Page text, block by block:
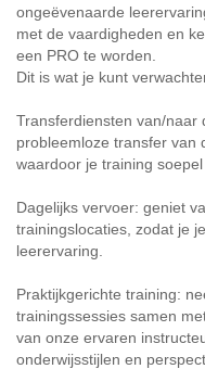
ongeëvenaarde
met de vaardigheden en
een PRO te worden.
Dit is wat je kunt
Transferdiensten van/naar
probleemloze transfer van
waardoor je training
Dagelijks vervoer: geniet
trainingslocaties, zodat je
leerervaring.
Praktijkgerichte training:
trainingssessies samen
van onze ervaren
onderwijsstijlen en